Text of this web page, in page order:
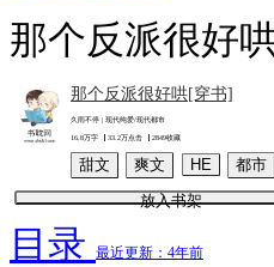
那个反派很好
那个反派很好哄[穿书]
久雨不停 | 现代纯爱/现代都市
16.8万字 33.2万点击 2849收藏
甜文 爽文 HE 都市
放入书架
目录 最近更新：4年前